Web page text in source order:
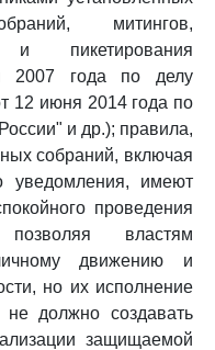
митингов,
и пикетирования
2007 года по делу
12 июня 2014 года по
и др.); правила,
собраний, включая
уведомления, имеют
проведения
властям
движению и
но их исполнение
должно создавать
защищаемой